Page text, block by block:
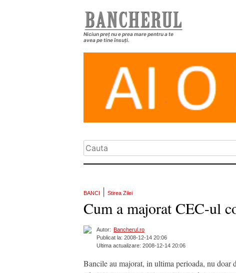
Niciun preț nu e prea mare pentru a te
avea pe tine însuți.
BANCI Stirea Zilei
Cum a majorat CEC-ul
Autor:
Bancherul.ro
Publicat la: 2008-12-14 20:06
Ultima actualizare: 2008-12-14 20:06
Bancile au majorat, in ultima perioada, nu doar